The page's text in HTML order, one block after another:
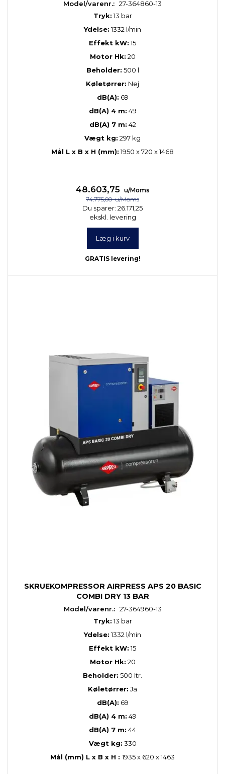
Model/varenr.: 27-364860-13
Tryk:13 bar
Ydelse:1332 l/min
Effekt kW:15
Motor Hk: 20
Beholder: 500 l
Køletørrer: Nej
dB(A): 69
dB(A) 4 m: 49
dB(A) 7 m: 42
Vægt kg: 297 kg
Mål L x B x H (mm):1950 x 720 x 1468
48.603,75
u/Moms
74.775,00u/Moms
Du sparer: 26.171,25
ekskl. levering
Læg i kurv
GRATIS levering!
SKRUEKOMPRESSOR AIRPRESS APS 20 BASIC
COMBI DRY 13 BAR
Model/varenr.: 27-364960-13
Tryk:13 bar
Ydelse:1332 l/min
Effekt kW:15
Motor Hk: 20
Beholder: 500 ltr.
Køletørrer: Ja
dB(A): 69
dB(A) 4 m: 49
dB(A) 7 m: 44
Vægt kg: 330
Mål (mm) L x B x H :1935 x 620 x 1463